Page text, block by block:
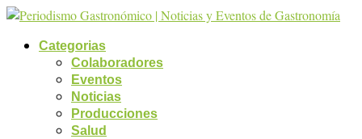
Categorias
Colaboradores
Eventos
Noticias
Producciones
Salud